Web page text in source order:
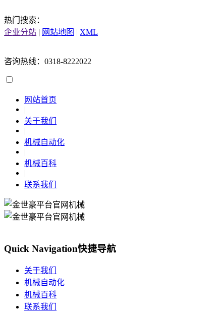
热门搜索：
企业分站 | 网站地图 | XML
咨询热线：0318-8222022
网站首页
|
关于我们
|
机械自动化
|
机械百科
|
联系我们
Quick Navigation快捷导航
关于我们
机械自动化
机械百科
联系我们